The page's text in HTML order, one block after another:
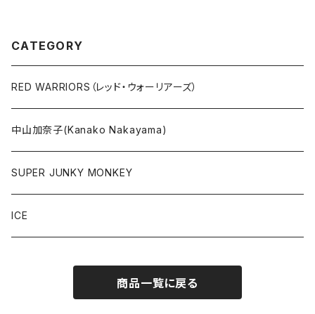
CATEGORY
RED WARRIORS（レッド・ウォーリアーズ）
中山加奈子(Kanako Nakayama)
SUPER JUNKY MONKEY
ICE
商品一覧に戻る